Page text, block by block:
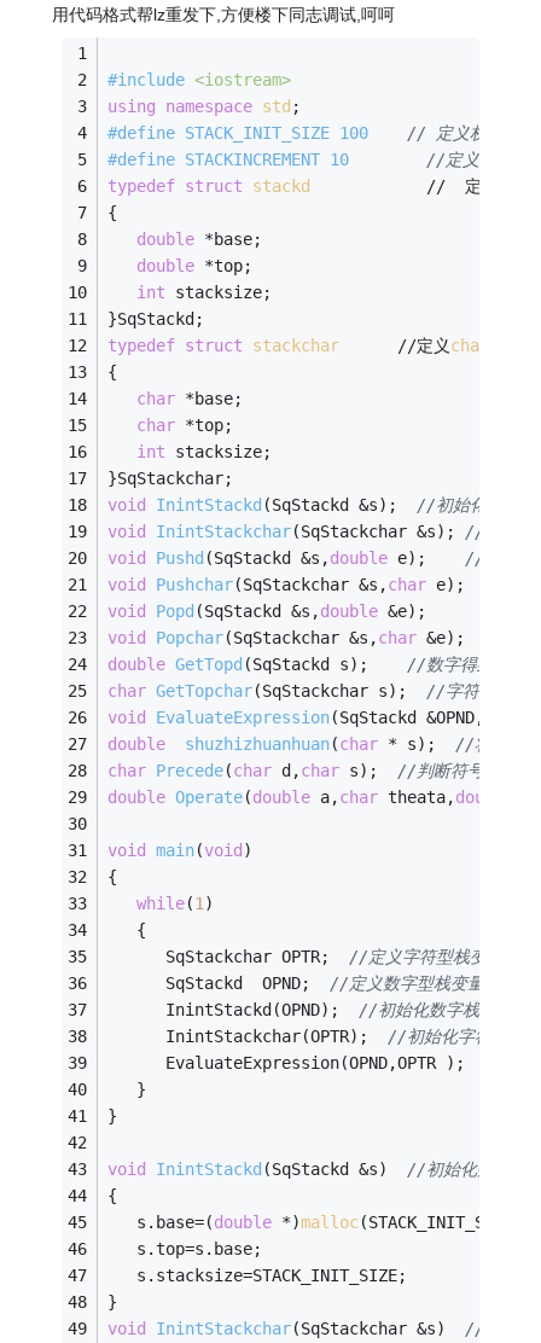
用代码格式帮lz重发下,方便楼下同志调试,呵呵
#include <iostream>
using
namespace std ;
#define STACK_INIT_SIZE 100 // 定义栈的初
#define STACKINCREMENT 10 //定义增量
typedef struct stackd
            //  定义
{
double *base;
double *top;
int stacksize;
}SqStackd;
typedef struct stackchar
      //定义
char
{
char *base;
char *top;
int stacksize;
}SqStackchar;
void
InintStackd (SqStackd &s) ; //初始化数字
void
InintStackchar(SqStackchar &s) ; //初始化
void
Pushd (SqStackd &s,double e) ; //数字压
void
Pushchar(SqStackchar &s,char e) ;
void
Popd (SqStackd &s,double &e) ;
void
Popchar(SqStackchar &s,char &e) ;
double GetTopd (SqStackd s) ; //数字得到栈顶
char GetTopchar(SqStackchar s) ; //字符的得到
void
EvaluateExpression(SqStackd
double
shuzhizhuanhuan(char * s) ; //将字符
char Precede(char d,char s) ; //判断符号优先
double Operate(double a,char theata,double
void main(void)
{
while(1 )
   {
      SqStackchar OPTR;
//定义字符型栈变量
      SqStackd  OPND;
//定义数字型栈变量
      InintStackd(OPND);
//初始化数字栈
      InintStackchar(OPTR);
//初始化字符栈
      EvaluateExpression(OPND,OPTR );
   }
}
void InintStackd (SqStackd &s)
//初始化数字栈
{
   s.base=(
double *)malloc(STACK_INIT_SIZE*
   s.top=s.base;
   s.stacksize=STACK_INIT_SIZE;
}
void
InintStackchar(SqStackchar &s)
//初始化